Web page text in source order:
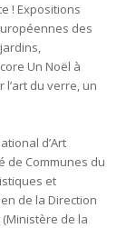
! Expositions
des
Un Noël à
l’art du verre, un
d’Art
de Communes du
et
de la Direction
de la